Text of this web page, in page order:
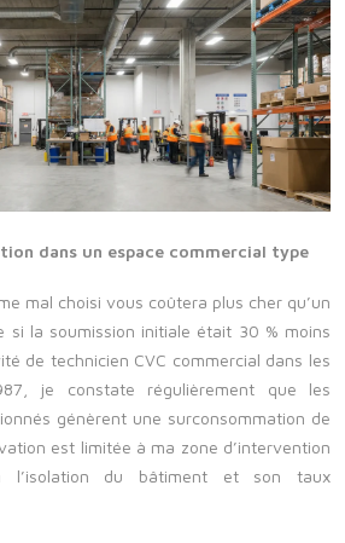
dans un espace commercial type
mal choisi vous coûtera plus cher qu’un
si la soumission initiale était 30 % moins
de technicien CVC commercial dans les
je constate régulièrement que les
génèrent une surconsommation de
est limitée à ma zone d’intervention
l’isolation du bâtiment et son taux